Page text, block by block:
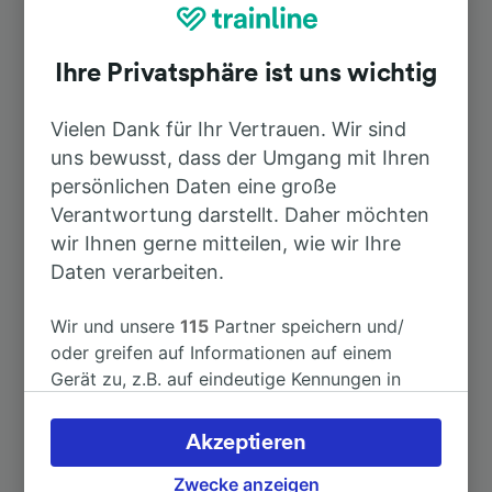
Top Strecken ab Steinbach-
Dauer
Nach Frankfurt (Main) Hbf
Nach Düsseldorf Hbf 5h 4min
Nach Nürnberg Hbf 3h 4min
Nach Baden-Baden 4h 50min
Ihre Privatsphäre ist uns wichtig
Vielen Dank für Ihr Vertrauen. Wir sind
uns bewusst, dass der Umgang mit Ihren
persönlichen Daten eine große
Verantwortung darstellt. Daher möchten
wir Ihnen gerne mitteilen, wie wir Ihre
Daten verarbeiten.
Wir und unsere115 Partner speichern und/
oder greifen auf Informationen auf einem
Gerät zu, z.B. auf eindeutige Kennungen in
verarbeiten. Sie können Ihre Präferenzen
akzeptieren oder verwalten, einschließlich
Ihres Widerspruchsrechts bei berechtigtem
Zwecke anzeigen
Akzeptieren